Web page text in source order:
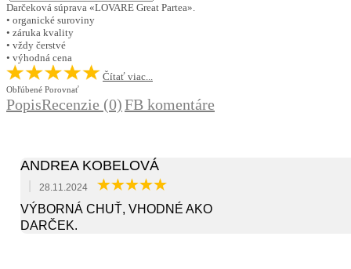
Darčeková súprava «LOVARE Great Partea».
• organické suroviny
• záruka kvality
• vždy čerstvé
• výhodná cena
Čítať viac...
Obľúbené Porovnať
PopisRecenzie (0)FB komentáre
ANDREA KOBELOVÁ
28.11.2024
VÝBORNÁ CHUŤ, VHODNÉ AKO
DARČEK.